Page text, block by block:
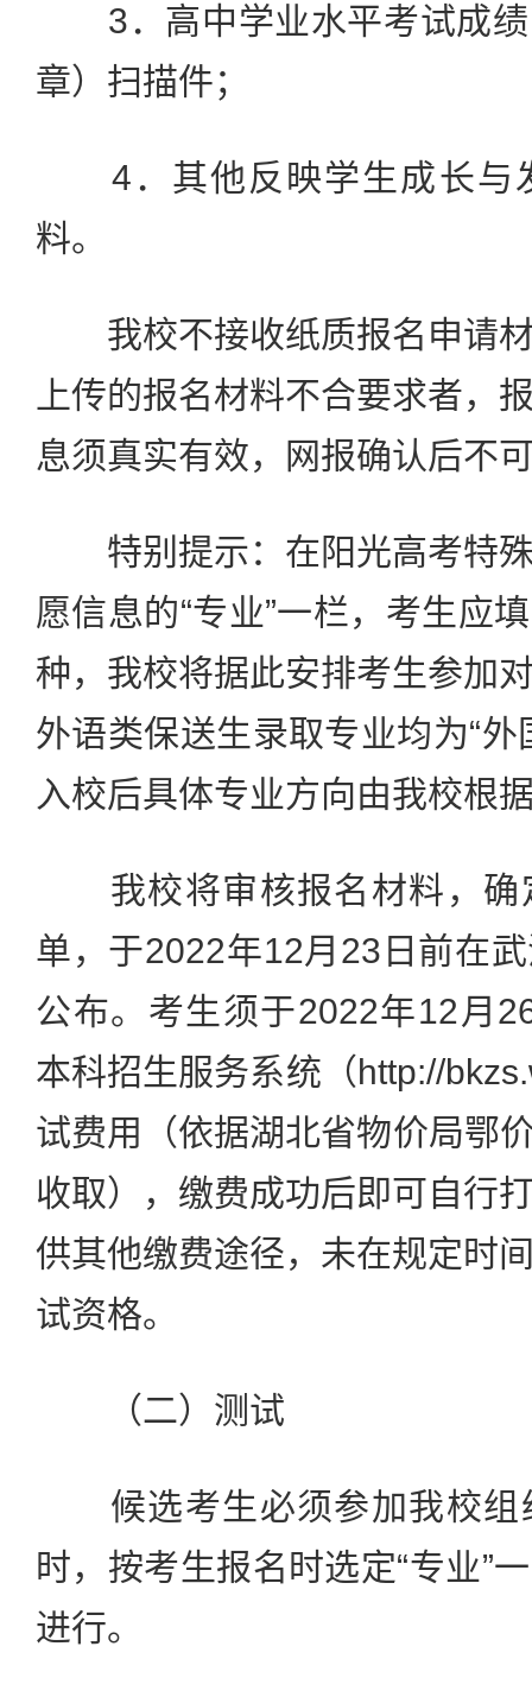
3．高中学业水平考试成绩
章）扫描件；
4．其他反映学生成长与
料。
我校不接收纸质报名申请材
上传的报名材料不合要求者，
息须真实有效，网报确认后不
特别提示：在阳光高考特殊
愿信息的“专业”一栏，考生应
种，我校将据此安排考生参加
外语类保送生录取专业均为“外
入校后具体专业方向由我校根
我校将审核报名材料，确
单，于2022年12月23日前在
公布。考生须于2022年12月
本科招生服务系统（http://
试费用（依据湖北省物价局鄂
收取），缴费成功后即可自行
供其他缴费途径，未在规定时
试资格。
（二）测试
候选考生必须参加我校组
时，按考生报名时选定“专业”
进行。